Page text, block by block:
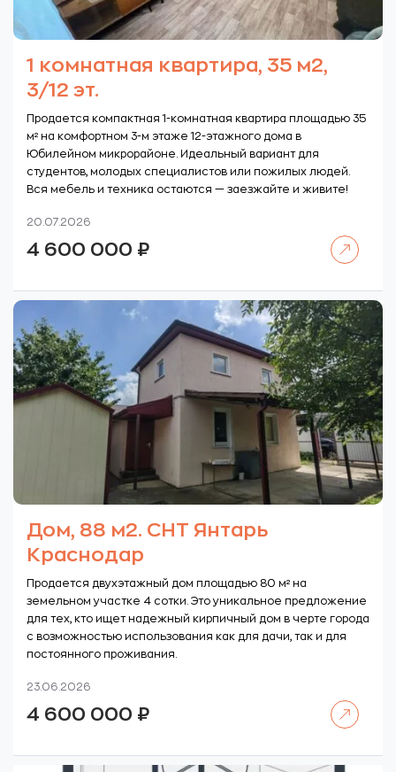
1 комнатная квартира, 35 м2,
3/12 эт.
Продается компактная 1-комнатная квартира площадью 35
м² на комфортном 3-м этаже 12-этажного дома в
Юбилейном микрорайоне. Идеальный вариант для
студентов, молодых специалистов или пожилых людей.
Вся мебель и техника остаются — заезжайте и живите!
20.07.2026
4 600 000 ₽
Дом, 88 м2. СНТ Янтарь
Краснодар
Продается двухэтажный дом площадью 80 м² на
земельном участке 4 сотки. Это уникальное предложение
для тех, кто ищет надежный кирпичный дом в черте города
с возможностью использования как для дачи, так и для
постоянного проживания.
23.06.2026
4 600 000 ₽